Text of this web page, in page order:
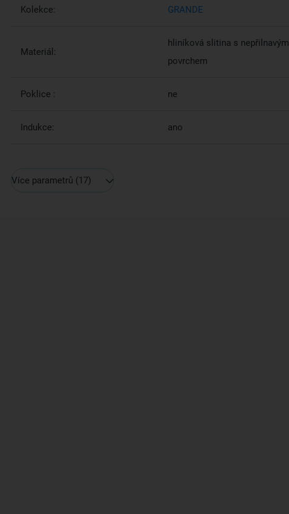
Kolekce: GRANDE
Materiál:
hliníková slitina s nepřilnavým
povrchem
Poklice : ne
Indukce: ano
Více parametrů (17)